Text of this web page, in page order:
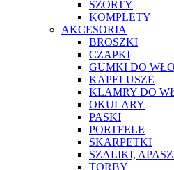
SZORTY
KOMPLETY
AKCESORIA
BROSZKI
CZAPKI
GUMKI DO
KAPELUSZE
KLAMRY DO
OKULARY
PASKI
PORTFELE
SKARPETKI
SZALIKI,
TORBY